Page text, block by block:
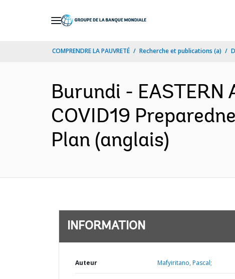
COMPRENDRE LA PAUVRETÉ Recherche et publications (a)
Burundi - EASTERN
COVID19
Plan (anglais)
INFORMATION
Auteur Mafyiritano, Pascal;